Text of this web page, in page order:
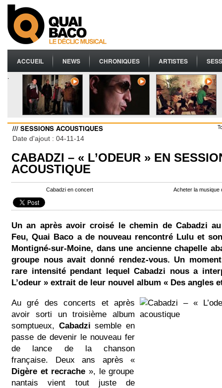
ACCUEIL NEWS CHRONIQUES ARTISTES
.
/// SESSIONS ACOUSTIQUES
Date d'ajout : 04-11-14
CABADZI – « L’ODEUR » EN
ACOUSTIQUE
Cabadzi en concert Acheter la musique
Un an après avoir croisé le chemin de Cabadzi
Feu, Quai Baco a de nouveau rencontré Lulu et
Montigné-sur-Moine, dans une ancienne chapelle
groupe nous avait donné rendez-vous. Un
rare intensité pendant lequel Cabadzi nous a
L’odeur » extrait de leur nouvel album « Des angles
Au gré des concerts et après
avoir sorti un troisième album
somptueux, Cabadzi semble en
passe de devenir le nouveau fer
de lance de la chanson
française. Deux ans après «
Digère et recrache », le groupe
nantais vient tout juste de